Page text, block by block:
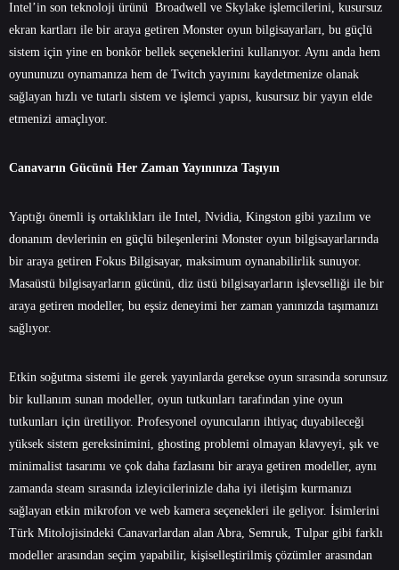
Intel’in son teknoloji ürünü Broadwell ve Skylake işlemcilerini, kusursuz
ekran kartları ile bir araya getiren Monster oyun bilgisayarları, bu güçlü
sistem için yine en bonkör bellek seçeneklerini kullanıyor. Aynı anda hem
oyununuzu oynamanıza hem de Twitch yayınını kaydetmenize olanak
sağlayan hızlı ve tutarlı sistem ve işlemci yapısı, kusursuz bir yayın elde
etmenizi amaçlıyor.
Canavarın Gücünü Her Zaman Yayınınıza Taşıyın
Yaptığı önemli iş ortaklıkları ile Intel, Nvidia, Kingston gibi yazılım ve
donanım devlerinin en güçlü bileşenlerini Monster oyun bilgisayarlarında
bir araya getiren Fokus Bilgisayar, maksimum oynanabilirlik sunuyor.
Masaüstü bilgisayarların gücünü, diz üstü bilgisayarların işlevselliği ile bir
araya getiren modeller, bu eşsiz deneyimi her zaman yanınızda taşımanızı
sağlıyor.
Etkin soğutma sistemi ile gerek yayınlarda gerekse oyun sırasında sorunsuz
bir kullanım sunan modeller, oyun tutkunları tarafından yine oyun
tutkunları için üretiliyor. Profesyonel oyuncuların ihtiyaç duyabileceği
yüksek sistem gereksinimini, ghosting problemi olmayan klavyeyi, şık ve
minimalist tasarımı ve çok daha fazlasını bir araya getiren modeller, aynı
zamanda steam sırasında izleyicilerinizle daha iyi iletişim kurmanızı
sağlayan etkin mikrofon ve web kamera seçenekleri ile geliyor. İsimlerini
Türk Mitolojisindeki Canavarlardan alan Abra, Semruk, Tulpar gibi farklı
modeller arasından seçim yapabilir, kişiselleştirilmiş çözümler arasından